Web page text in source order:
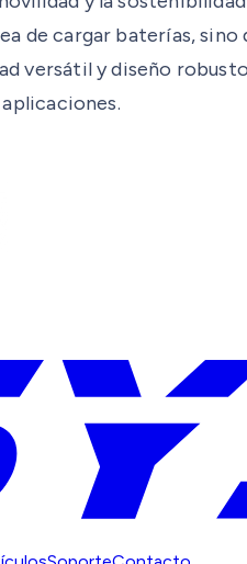
de cargar baterías,
versátil y diseño